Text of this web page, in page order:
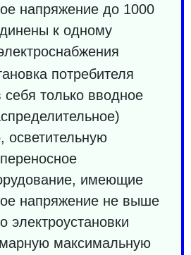
напряжение до 1000
к одному
потребителя
себя только вводное
осветительную
имеющие
напряжение не выше
электроустановки
максимальную